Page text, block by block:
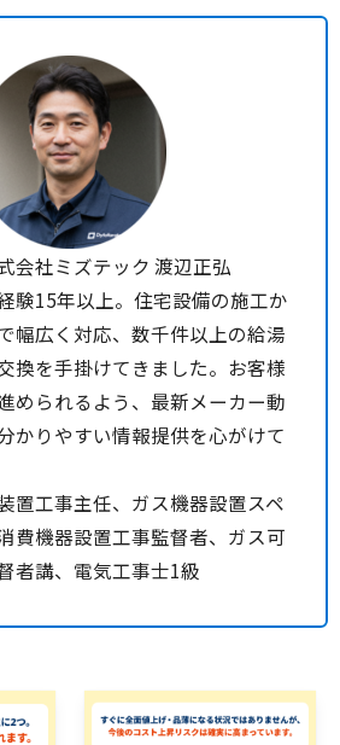
会社ミズテック 渡辺正弘
験15年以上。住宅設備の施工か
幅広く対応、数千件以上の給湯
換を手掛けてきました。お客様
められるよう、最新メーカー動
かりやすい情報提供を心がけて
置工事主任、ガス機器設置スペ
費機器設置工事監督者、ガス可
者講、電気工事士1級